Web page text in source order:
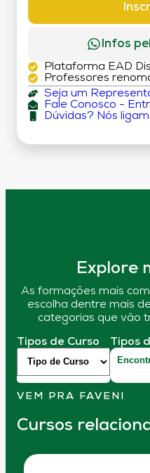
Infos
Plataforma EAD
Professores
Seja um
Fale Conosco -
Dúvidas? Nós
Explore
As formações mais
escolha dentre mais
categorias que vão
Tipos de Curso Tipos
VEM PRA FAVENI
Cursos